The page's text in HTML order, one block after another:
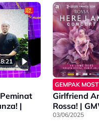
|
GEMPAK
Girlfriend
Rossa! |
03/06/2025